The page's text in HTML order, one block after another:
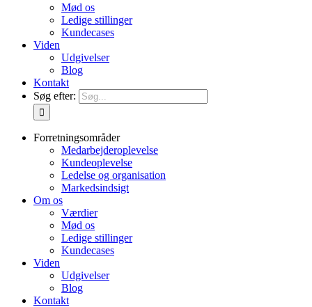
Mød os
Ledige stillinger
Kundecases
Viden
Udgivelser
Blog
Kontakt
Søg efter:
Forretningsområder
Medarbejderoplevelse
Kundeoplevelse
Ledelse og organisation
Markedsindsigt
Om os
Værdier
Mød os
Ledige stillinger
Kundecases
Viden
Udgivelser
Blog
Kontakt